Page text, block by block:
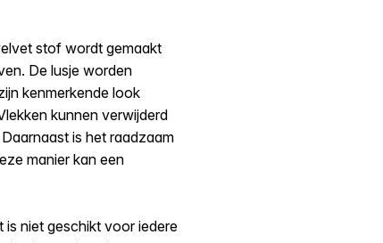
stof wordt gemaakt
De lusje worden
kenmerkende look
kunnen verwijderd
is het raadzaam
manier kan een
niet geschikt voor iedere